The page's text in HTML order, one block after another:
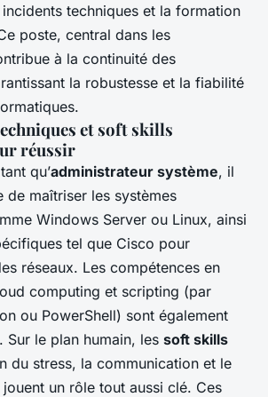
techniques et la formation
poste, central dans les
à la continuité des
la robustesse et la fiabilité
et soft skills
réussir
qu’administrateur système, il
de maîtriser les systèmes
Windows Server ou Linux, ainsi
tel que Cisco pour
réseaux. Les compétences en
computing et scripting (par
ou PowerShell) sont également
Sur le plan humain, les soft skills
du stress, la communication et le
un rôle tout aussi clé. Ces